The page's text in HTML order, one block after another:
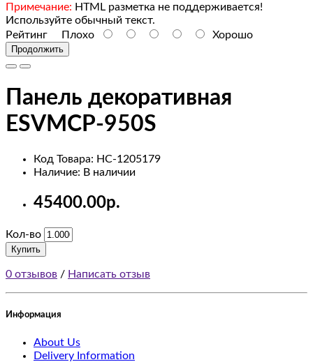
Scanners
Tablets
Phones
&
PDAs
Cameras
MP3
Players
5
Примечание: HTML разметка не поддерживается!
Используйте обычный текст.
Рейтинг Плохо Хорошо
Продолжить
Панель декоративная
ESVMCP-950S
Код Товара: НС-1205179
Наличие: В наличии
45400.00р.
Кол-во
Купить
0 отзывов / Написать отзыв
Информация
About Us
Delivery Information